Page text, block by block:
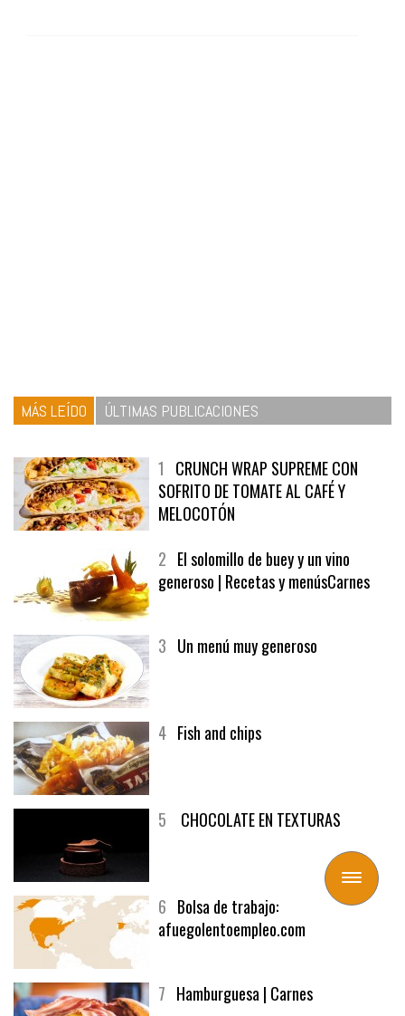
Toggle
navigation
MÁS LEÍDO ÚLTIMAS PUBLICACIONES
1 CRUNCH WRAP SUPREME CON
SOFRITO DE TOMATE AL CAFÉ Y
MELOCOTÓN
2 El solomillo de buey y un vino
generoso | Recetas y menúsCarnes
3 Un menú muy generoso
4 Fish and chips
5 CHOCOLATE EN TEXTURAS
6 Bolsa de trabajo:
afuegolentoempleo.com
7 Hamburguesa | Carnes